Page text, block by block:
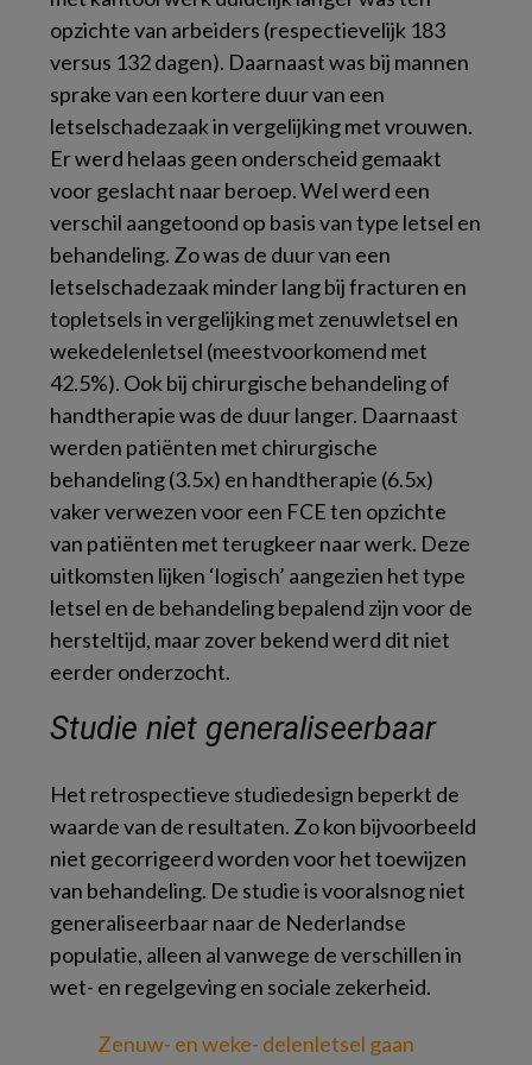
opzichte van arbeiders (respectievelijk 183
versus 132 dagen). Daarnaast was bij mannen
sprake van een kortere duur van een
letselschadezaak in vergelijking met vrouwen.
Er werd helaas geen onderscheid gemaakt
voor geslacht naar beroep. Wel werd een
verschil aangetoond op basis van type letsel en
behandeling. Zo was de duur van een
letselschadezaak minder lang bij fracturen en
topletsels in vergelijking met zenuwletsel en
wekedelenletsel (meestvoorkomend met
42.5%). Ook bij chirurgische behandeling of
handtherapie was de duur langer. Daarnaast
werden patiënten met chirurgische
behandeling (3.5x) en handtherapie (6.5x)
vaker verwezen voor een FCE ten opzichte
van patiënten met terugkeer naar werk. Deze
uitkomsten lijken ‘logisch’ aangezien het type
letsel en de behandeling bepalend zijn voor de
hersteltijd, maar zover bekend werd dit niet
eerder onderzocht.
Studie niet generaliseerbaar
Het retrospectieve studiedesign beperkt de
waarde van de resultaten. Zo kon bijvoorbeeld
niet gecorrigeerd worden voor het toewijzen
van behandeling. De studie is vooralsnog niet
generaliseerbaar naar de Nederlandse
populatie, alleen al vanwege de verschillen in
wet- en regelgeving en sociale zekerheid.
Zenuw- en weke- delenletsel gaan